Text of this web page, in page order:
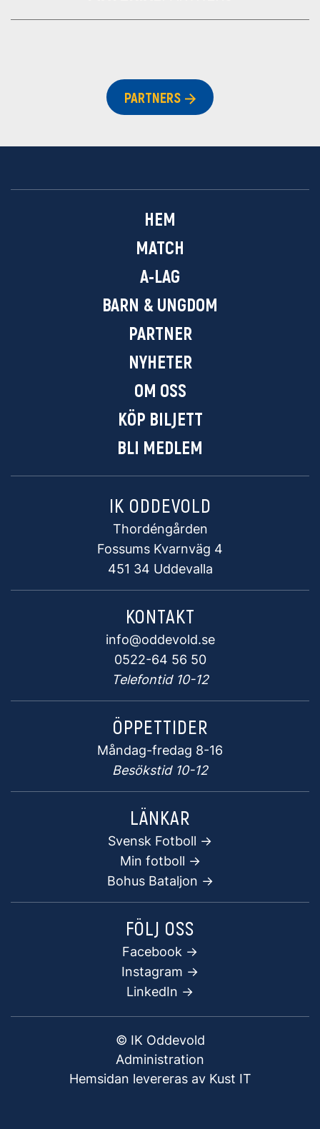
PARTNERS
HEM
MATCH
A-LAG
BARN & UNGDOM
PARTNER
NYHETER
OM OSS
KÖP BILJETT
BLI MEDLEM
IK ODDEVOLD
Thordéngården
Fossums Kvarnväg 4
451 34 Uddevalla
KONTAKT
info@oddevold.se
0522-64 56 50
Telefontid 10-12
ÖPPETTIDER
Måndag-fredag 8-16
Besökstid 10-12
LÄNKAR
Svensk Fotboll ->
Min fotboll ->
Bohus Bataljon ->
FÖLJ OSS
Facebook ->
Instagram ->
LinkedIn ->
© IK Oddevold
Administration
Hemsidan levereras av Kust IT